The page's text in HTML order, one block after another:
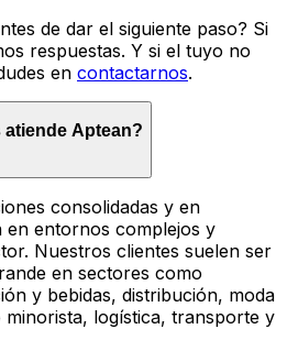
de dar el siguiente paso? Si
respuestas. Y si el tuyo no
en contactarnos.
Aptean?
consolidadas y en
entornos complejos y
Nuestros clientes suelen ser
en sectores como
y bebidas, distribución, moda
logística, transporte y